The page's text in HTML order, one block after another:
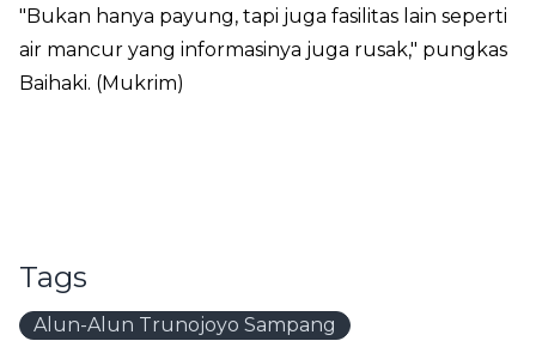
"Bukan hanya payung, tapi juga fasilitas lain seperti
air mancur yang informasinya juga rusak," pungkas
Baihaki. (Mukrim)
Tags
Alun-Alun Trunojoyo Sampang